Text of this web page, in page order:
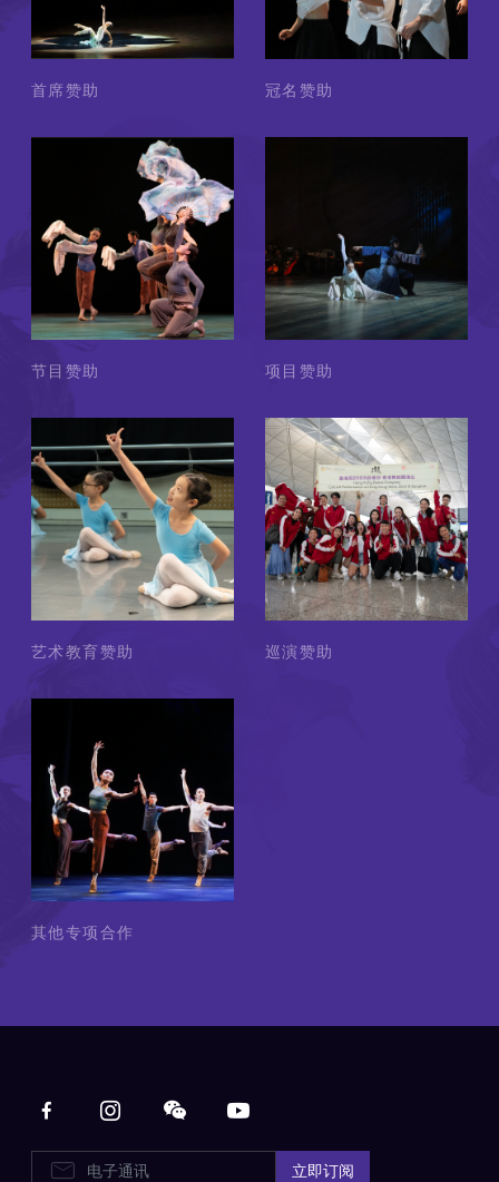
首席赞助 冠名赞助
节目赞助 项目赞助
艺术教育赞助 巡演赞助
其他专项合作
Main navigation
电子通讯 立即订阅